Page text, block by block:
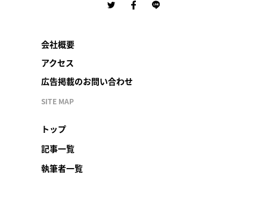
会社概要
アクセス
広告掲載のお問い合わせ
SITE MAP
トップ
記事一覧
執筆者一覧